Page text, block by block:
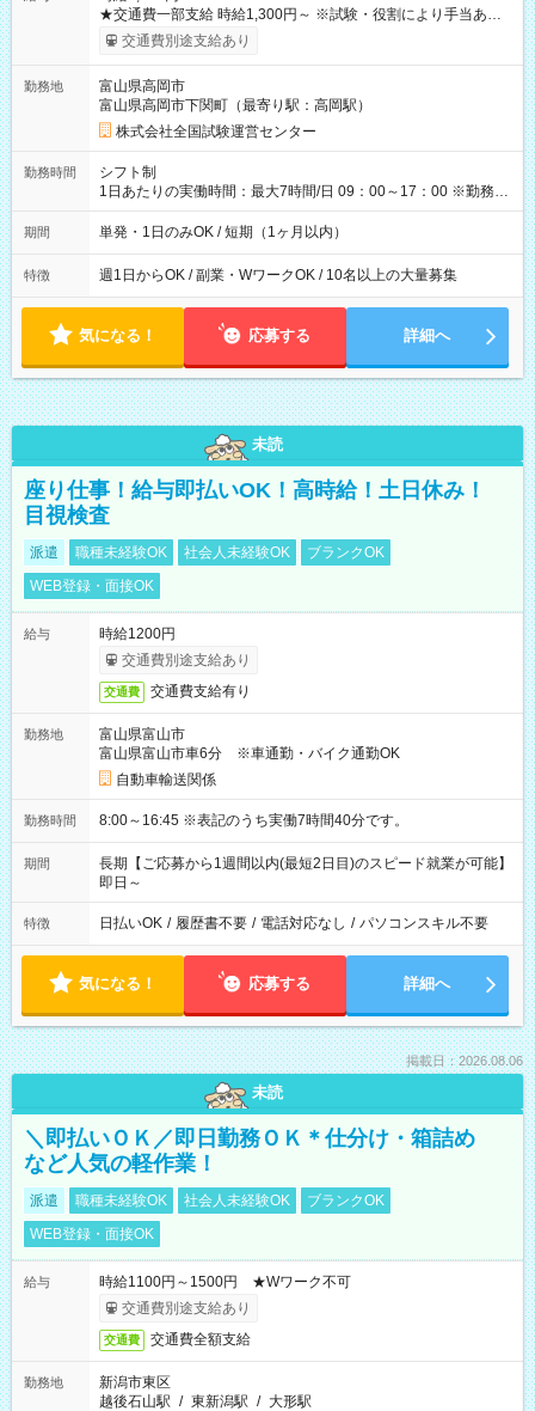
★交通費一部支給 時給1,300円～ ※試験・役割により手当あり
※勤務回数により昇給あり 【即給（前払い）オプションあ
り！】 希望される場合、勤務から1週間ほどで給与の一部を受け
例】 ・河合塾模擬試験 8:30～17:30（休憩1時間） 時給1,300円
×8時間＝日収10,400円＋交通費 ※当日の役割により時給＋100
円の場合あり ・国家試験 7:00～13:30（休憩なし） 時給1,300
円（役割手当＋100円）×6時間＝日収8,400円＋交通費 【試用期
間】試用期間なし
交通費別途支給あり
勤務地
富山県高岡市
富山県高岡市下関町（最寄り駅：高岡駅）
株式会社全国試験運営センター
勤務時間
シフト制
1日あたりの実働時間：最大7時間/日 09：00～17：00 ※勤務時
間は 試験により異なります。
期間 単発・1日のみOK / 短期（1ヶ月以内）
特徴 週1日からOK / 副業・WワークOK / 10名以上の大量募集
気になる！ 応募する 詳細へ
未読
座り仕事！給与即払いOK！高時給！土日休み！
目視検査
派遣 職種未経験OK 社会人未経験OK
ブランクOK
WEB登録・面接OK
給与
時給1200円
交通費別途支給あり
交通費 交通費支給有り
勤務地
富山県富山市
富山県富山市車6分 ※車通勤・バイク通勤OK
自動車輸送関係
勤務時間 8:00～16:45 ※表記のうち実働7時間40分です。
期間
長期【ご応募から1週間以内(最短2日目)のスピード就業が可能】
即日～
特徴 日払いOK / 履歴書不要 / 電話対応なし / パソコンスキル不要
気になる！ 応募する 詳細へ
掲載日：2026.08.06
未読
＼即払いＯＫ／即日勤務ＯＫ＊仕分け・箱詰め
など人気の軽作業！
派遣 職種未経験OK 社会人未経験OK
ブランクOK
WEB登録・面接OK
給与
時給1100円～1500円 ★Wワーク不可
交通費別途支給あり
交通費 交通費全額支給
勤務地
新潟市東区
越後石山駅 / 東新潟駅 / 大形駅